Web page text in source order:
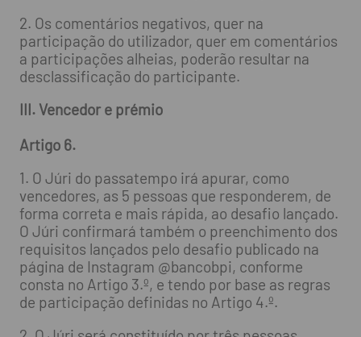
2. Os comentários negativos, quer na
participação do utilizador, quer em comentários
a participações alheias, poderão resultar na
desclassificação do participante.
III. Vencedor e prémio
Artigo 6.
1. O Júri do passatempo irá apurar, como
vencedores, as 5 pessoas que responderem, de
forma correta e mais rápida, ao desafio lançado.
O Júri confirmará também o preenchimento dos
requisitos lançados pelo desafio publicado na
página de Instagram @bancobpi, conforme
consta no Artigo 3.º, e tendo por base as regras
de participação definidas no Artigo 4.º.